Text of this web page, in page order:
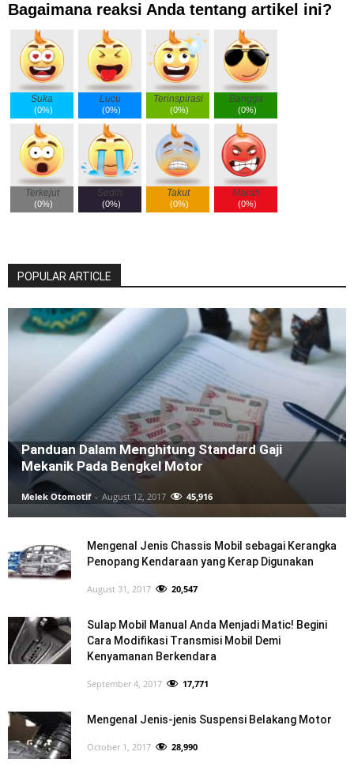
Bagaimana reaksi Anda tentang artikel ini?
Suka
(0%)
Lucu
(0%)
Terinspirasi
(0%)
Bangga
(0%)
Terkejut
(0%)
Sedih
(0%)
Takut
(0%)
Marah
(0%)
POPULAR ARTICLE
Panduan Dalam Menghitung Standard Gaji
Mekanik Pada Bengkel Motor
Melek Otomotif - August 12, 2017 45,916
Mengenal Jenis Chassis Mobil sebagai Kerangka
Penopang Kendaraan yang Kerap Digunakan
August 31, 2017 20,547
Sulap Mobil Manual Anda Menjadi Matic! Begini
Cara Modifikasi Transmisi Mobil Demi
Kenyamanan Berkendara
September 4, 2017 17,771
Mengenal Jenis-jenis Suspensi Belakang Motor
October 1, 2017 28,990